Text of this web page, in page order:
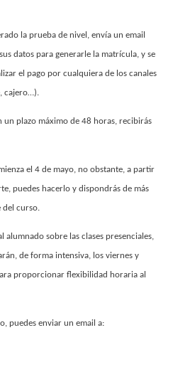
la prueba de nivel, envía un email
datos para generarle la matrícula, y se
el pago por cualquiera de los canales
cajero…).
un plazo máximo de 48 horas, recibirás
el 4 de mayo, no obstante, a partir
puedes hacerlo y dispondrás de más
del curso.
sobre las clases presenciales,
de forma intensiva, los viernes y
proporcionar flexibilidad horaria al
puedes enviar un email a: